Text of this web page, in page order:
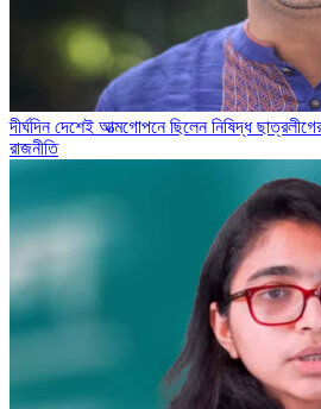
দীর্ঘদিন দেশেই আত্মগোপনে ছিলেন নিষিদ্ধ
রাজনীতি